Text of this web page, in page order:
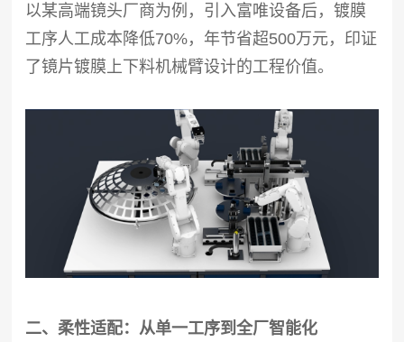
以某高端镜头厂商为例，引入富唯设备后，镀膜
工序人工成本降低70%，年节省超500万元，印证
了镜片镀膜上下料机械臂设计的工程价值。
二、柔性适配：从单一工序到全厂智能化